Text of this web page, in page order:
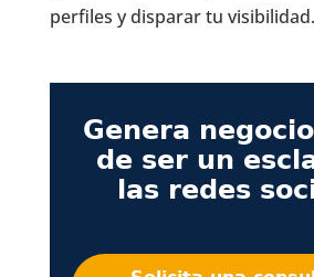
perfiles y disparar tu visibilidad.
Genera
de ser un
las redes